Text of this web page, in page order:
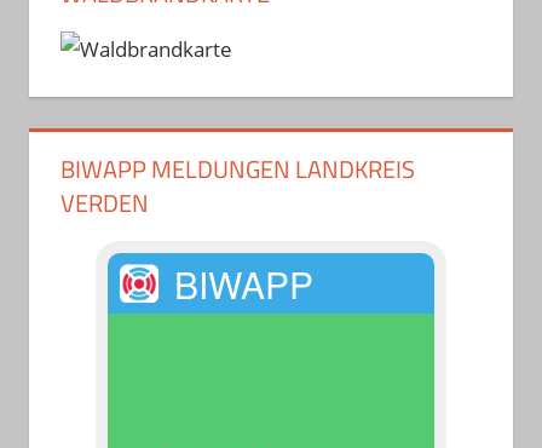
BIWAPP MELDUNGEN LANDKREIS
VERDEN
BIWAPP